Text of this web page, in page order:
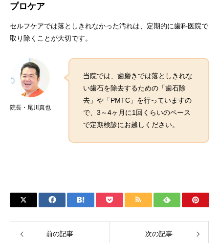
プロケア
セルフケアでは落としきれなかった汚れは、定期的に歯科医院で
取り除くことが大切です。
院長・尾川真也
当院では、歯磨きでは落としきれな
い歯石を除去するための「歯石除
去」や「PMTC」を行っていますの
で、3～4ヶ月に1回くらいのペース
で定期検診にお越しください。
前の記事 次の記事